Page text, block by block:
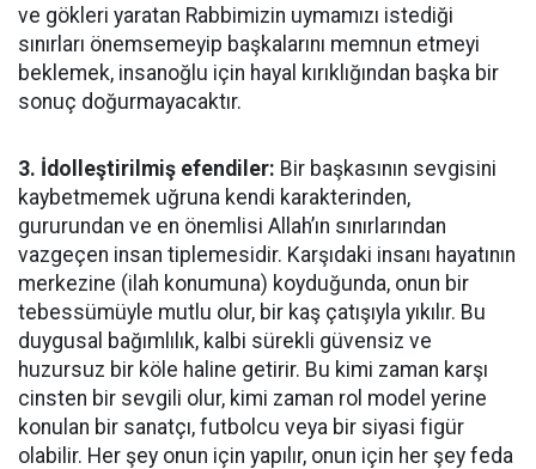
ve gökleri yaratan Rabbimizin uymamızı istediği
sınırları önemsemeyip başkalarını memnun etmeyi
beklemek, insanoğlu için hayal kırıklığından başka bir
sonuç doğurmayacaktır.
3. İdolleştirilmiş efendiler: Bir başkasının sevgisini
kaybetmemek uğruna kendi karakterinden,
gururundan ve en önemlisi Allah’ın sınırlarından
vazgeçen insan tiplemesidir. Karşıdaki insanı hayatının
merkezine (ilah konumuna) koyduğunda, onun bir
tebessümüyle mutlu olur, bir kaş çatışıyla yıkılır. Bu
duygusal bağımlılık, kalbi sürekli güvensiz ve
huzursuz bir köle haline getirir. Bu kimi zaman karşı
cinsten bir sevgili olur, kimi zaman rol model yerine
konulan bir sanatçı, futbolcu veya bir siyasi figür
olabilir. Her şey onun için yapılır, onun için her şey feda